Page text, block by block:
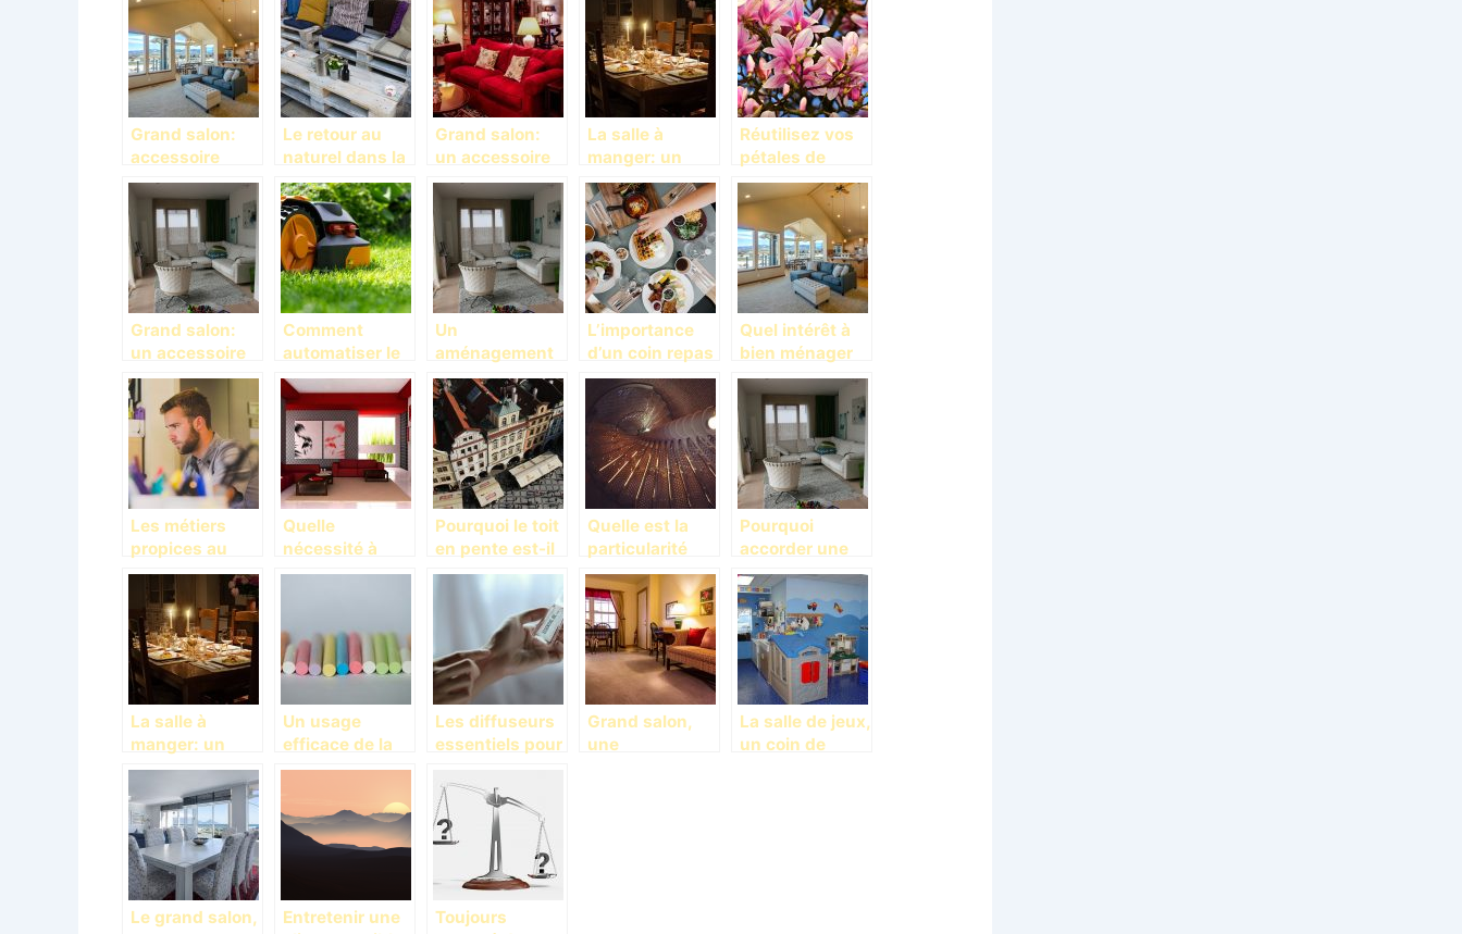
intérieur de
maison
grand espace
bons moments
campagne?
Grand salon:
accessoire
décorateur et
d’embellisseme
Le retour au
naturel dans la
décoration
Grand salon:
un accessoire
d’esthétique
décorateur
La salle à
manger: un
accessoire de
prise de repas
en toute
aisance
Réutilisez vos
pétales de
fleurs? C’est
possible!
Grand salon:
un accessoire
de décoration
agréable
Comment
automatiser le
nettoyage de
son jardin ?
Un
aménagement
en accord avec
l’habitat
L’importance
d’un coin repas
dans la maison
Quel intérêt à
bien ménager
son salon?
Les métiers
propices au
travail à
domicile
Quelle
nécessité à
bien arranger
Pourquoi le toit
en pente est-il
très sollicité?
Quelle est la
particularité
d’un escalier en
colimaçon?
Pourquoi
accorder une
importance
capital à
l’aménagement
de son salon?
La salle à
manger: un
cadre approprié
pour le partage
des repas
collectifs
Un usage
efficace de la
craie qui risque
étonner!
Les diffuseurs
essentiels pour
intérieur
Grand salon,
une
La salle de jeux,
un coin de
Le grand salon,
Entretenir une
Toujours